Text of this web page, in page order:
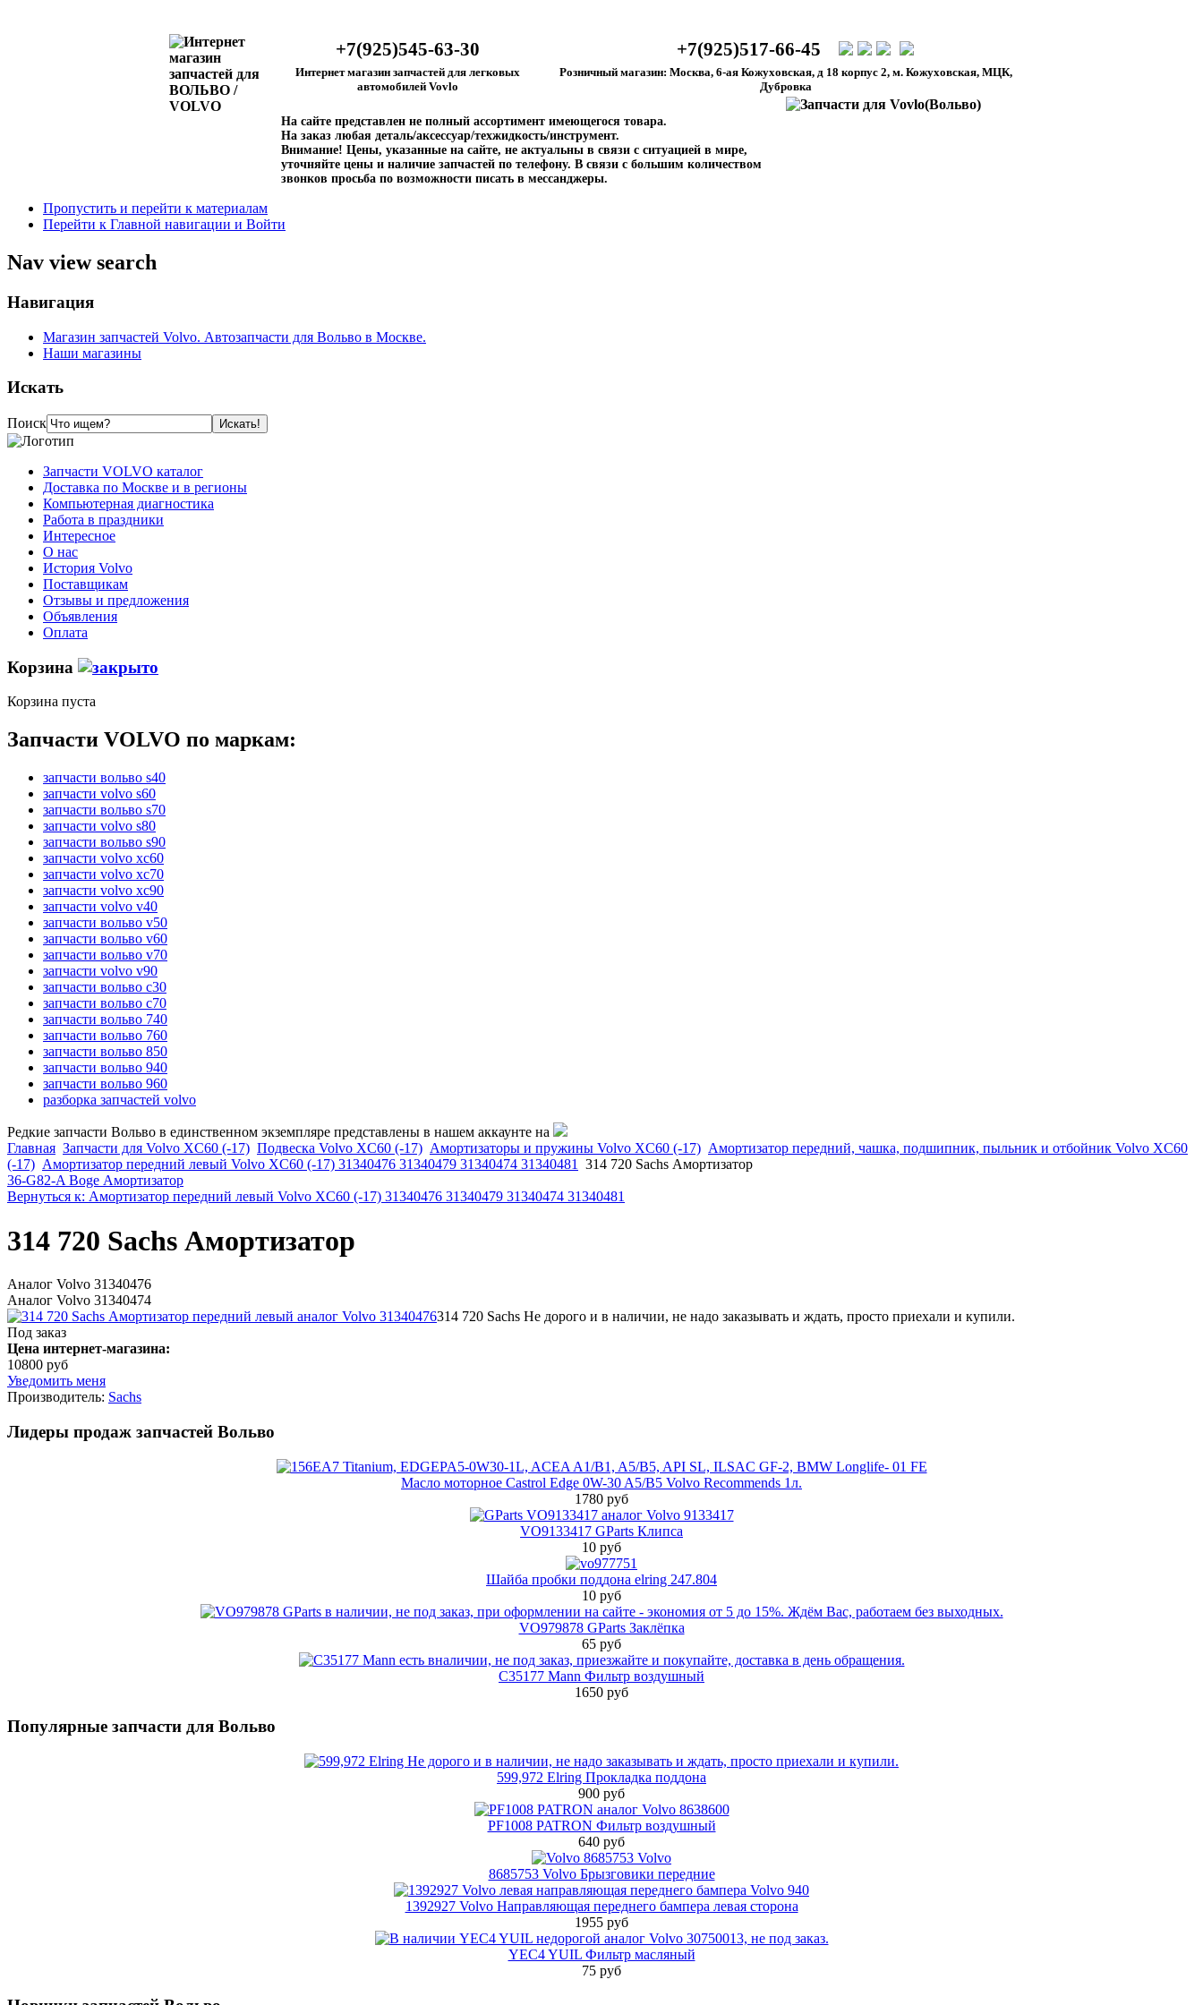
+7(925)545-63-30
Интернет магазин запчастей для легковых
автомобилей Vovlo
+7(925)517-66-45
Розничный магазин: Москва, 6-ая Кожуховская, д 18 корпус 2, м. Кожуховская, МЦК,
Дубровка
На сайте представлен не полный ассортимент имеющегося товара.
На заказ любая деталь/аксессуар/техжидкость/инструмент.
Внимание! Цены, указанные на сайте, не актуальны в связи с ситуацией в мире,
уточняйте цены и наличие запчастей по телефону. В связи с большим количеством
звонков просьба по возможности писать в мессанджеры.
Пропустить и перейти к материалам
Перейти к Главной навигации и Войти
Nav view search
Навигация
Магазин запчастей Volvo. Автозапчасти для Вольво в Москве.
Наши магазины
Искать
Поиск
Запчасти VOLVO каталог
Доставка по Москве и в регионы
Компьютерная диагностика
Работа в праздники
Интересное
О нас
История Volvo
Поставщикам
Отзывы и предложения
Объявления
Оплата
Корзина
Корзина пуста
Запчасти VOLVO по маркам:
запчасти вольво s40
запчасти volvo s60
запчасти вольво s70
запчасти volvo s80
запчасти вольво s90
запчасти volvo xc60
запчасти volvo xc70
запчасти volvo xc90
запчасти volvo v40
запчасти вольво v50
запчасти вольво v60
запчасти вольво v70
запчасти volvo v90
запчасти вольво c30
запчасти вольво c70
запчасти вольво 740
запчасти вольво 760
запчасти вольво 850
запчасти вольво 940
запчасти вольво 960
разборка запчастей volvo
Редкие запчасти Вольво в единственном экземпляре представлены в нашем аккаунте на
Главная Запчасти для Volvo XC60 (-17) Подвеска Volvo XC60 (-17) Амортизаторы и пружины Volvo XC60 (-17) Амортизатор передний, чашка, подшипник, пыльник и отбойник Volvo XC60
(-17) Амортизатор передний левый Volvo XC60 (-17) 31340476 31340479 31340474 31340481
314 720 Sachs Амортизатор
36-G82-A Boge Амортизатор
Вернуться к: Амортизатор передний левый Volvo XC60 (-17) 31340476 31340479 31340474 31340481
314 720 Sachs Амортизатор
Аналог Volvo 31340476
Аналог Volvo 31340474
314 720 Sachs Не дорого и в наличии, не надо заказывать и ждать, просто приехали и купили.
Под заказ
Цена интернет-магазина:
10800 руб
Уведомить меня
Производитель: Sachs
Лидеры продаж запчастей Вольво
Масло моторное Castrol Edge 0W-30 A5/B5 Volvo Recommends 1л.
1780 руб
VO9133417 GParts Клипса
10 руб
Шайба пробки поддона elring 247.804
10 руб
VO979878 GParts Заклёпка
65 руб
C35177 Mann Фильтр воздушный
1650 руб
Популярные запчасти для Вольво
599,972 Elring Прокладка поддона
900 руб
PF1008 PATRON Фильтр воздушный
640 руб
8685753 Volvo Брызговики передние
1392927 Volvo Направляющая переднего бампера левая сторона
1955 руб
YEC4 YUIL Фильтр масляный
75 руб